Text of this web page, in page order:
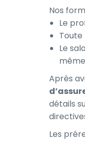
Nos
Le
Le
Après
détails
Les